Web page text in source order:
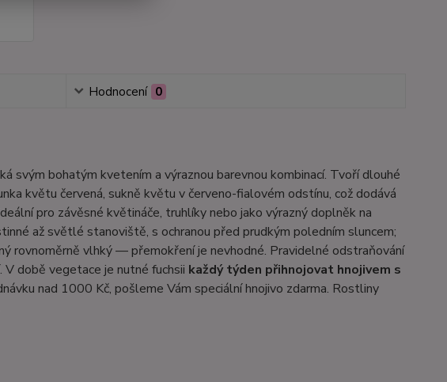
Hodnocení 0
svým bohatým kvetením a výraznou barevnou kombinací. Tvoří dlouhé
květu červená, sukně květu v červeno-fialovém odstínu, což dodává
pro závěsné květináče, truhlíky nebo jako výrazný doplněk na
až světlé stanoviště, s ochranou před prudkým poledním sluncem;
rovnoměrně vlhký — přemokření je nevhodné. Pravidelné odstraňování
době vegetace je nutné fuchsii každý týden přihnojovat hnojivem s
nad 1000 Kč, pošleme Vám speciální hnojivo zdarma. Rostliny